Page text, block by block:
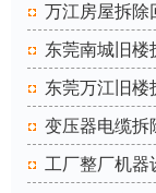
万江房屋拆除
东莞南城旧楼
东莞万江旧楼
变压器电缆拆
工厂整厂机器